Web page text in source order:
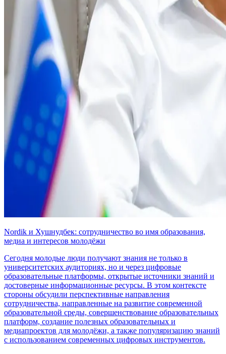
Nordik и Хушнудбек: сотрудничество во имя образования,
медиа и интересов молодёжи
Сегодня молодые люди получают знания не только в
университетских аудиториях, но и через цифровые
образовательные платформы, открытые источники знаний и
достоверные информационные ресурсы. В этом контексте
стороны обсудили перспективные направления
сотрудничества, направленные на развитие современной
образовательной среды, совершенствование образовательных
платформ, создание полезных образовательных и
медиапроектов для молодёжи, а также популяризацию знаний
с использованием современных цифровых инструментов.